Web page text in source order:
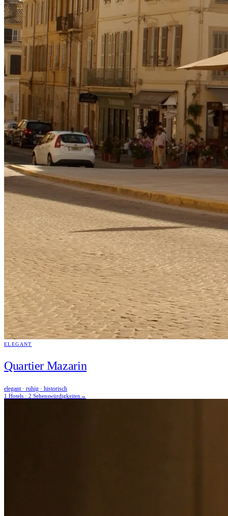
ELEGANT
Quartier Mazarin
elegant · ruhig · historisch
1 Hotels · 2 Sehenswürdigkeiten →